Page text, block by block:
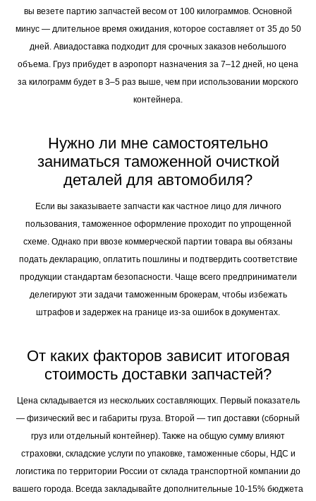
вы везете партию запчастей весом от 100 килограммов. Основной
минус — длительное время ожидания, которое составляет от 35 до 50
дней. Авиадоставка подходит для срочных заказов небольшого
объема. Груз прибудет в аэропорт назначения за 7–12 дней, но цена
за килограмм будет в 3–5 раз выше, чем при использовании морского
контейнера.
Нужно ли мне самостоятельно
заниматься таможенной очисткой
деталей для автомобиля?
Если вы заказываете запчасти как частное лицо для личного
пользования, таможенное оформление проходит по упрощенной
схеме. Однако при ввозе коммерческой партии товара вы обязаны
подать декларацию, оплатить пошлины и подтвердить соответствие
продукции стандартам безопасности. Чаще всего предприниматели
делегируют эти задачи таможенным брокерам, чтобы избежать
штрафов и задержек на границе из-за ошибок в документах.
От каких факторов зависит итоговая
стоимость доставки запчастей?
Цена складывается из нескольких составляющих. Первый показатель
— физический вес и габариты груза. Второй — тип доставки (сборный
груз или отдельный контейнер). Также на общую сумму влияют
страховки, складские услуги по упаковке, таможенные сборы, НДС и
логистика по территории России от склада транспортной компании до
вашего города. Всегда закладывайте дополнительные 10-15% бюджета